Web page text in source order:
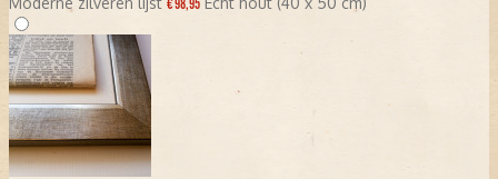
€ 98,95